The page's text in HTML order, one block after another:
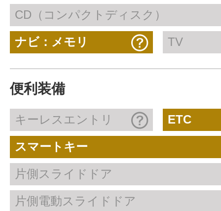
CD（コンパクトディスク）
ナビ：メモリ TV
便利装備
キーレスエントリ ETC
スマートキー
片側スライドドア
片側電動スライドドア